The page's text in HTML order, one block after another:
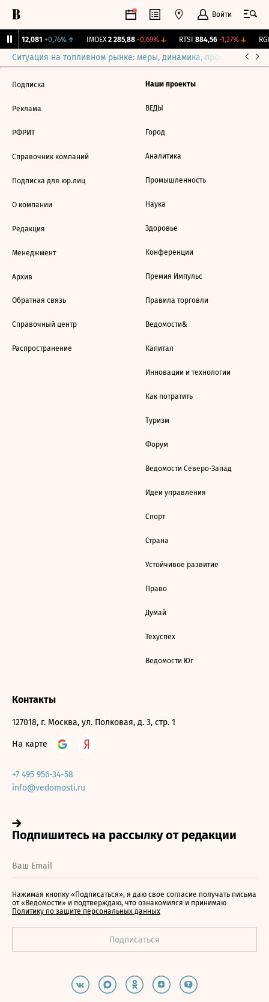
Войти
12,081 +0,76%↑ IMOEX 2 285,88 -0,69%↓ RTSI 884,56 -1,27%↓
Ситуация на топливном рынке: меры, динамика, прогнозы
Подписка
Реклама
РФРИТ
Справочник компаний
Подписка для юр.лиц
О компании
Редакция
Менеджмент
Архив
Обратная связь
Справочный центр
Распространение
Наши проекты
ВЕДЫ
Город
Аналитика
Промышленность
Наука
Здоровье
Конференции
Премия Импульс
Правила торговли
Ведомости&
Капитал
Инновации и технологии
Как потратить
Туризм
Форум
Ведомости Северо-Запад
Идеи управления
Спорт
Страна
Устойчивое развитие
Право
Думай
Техуспех
Ведомости Юг
Контакты
127018, г. Москва, ул. Полковая, д. 3, стр. 1
На карте
+7 495 956-34-58
info@vedomosti.ru
Нажимая кнопку «Подписаться», я даю свое согласие получать письма
от «Ведомости» и подтверждаю, что ознакомился и принимаю
Политику по защите персональных данных